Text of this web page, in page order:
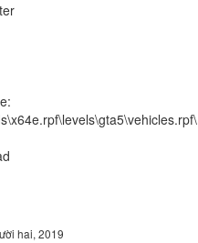
hai, 2019